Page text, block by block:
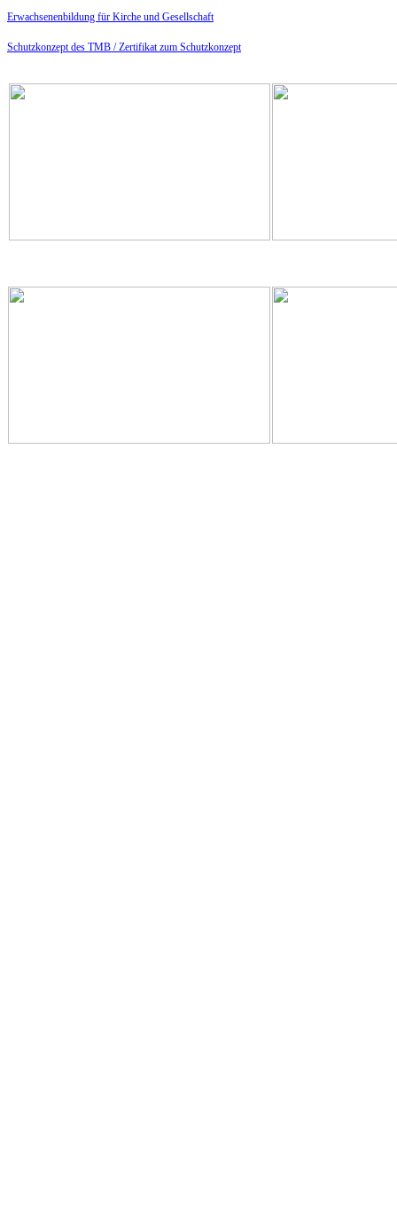
Erwachsenenbildung für Kirche und Gesellschaft
Schutzkonzept des TMB / Zertifikat zum Schutzkonzept